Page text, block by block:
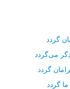
گردد
می‌گردد
گردد
گردد